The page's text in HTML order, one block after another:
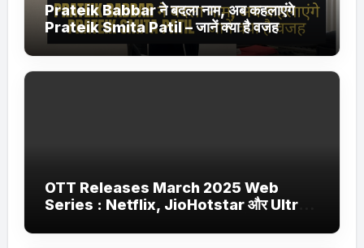
Prateik Babbar ने बदला नाम, अब कहलाएंगे
Prateik Smita Patil – जानें क्या है वजह
OTT Releases March 2025 Web
Series : Netflix, JioHotstar और Ultra